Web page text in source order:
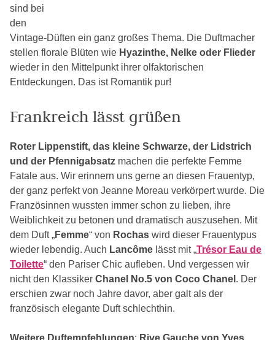
sind bei
den
Vintage-Düften ein ganz großes Thema. Die Duftmacher
stellen florale Blüten wie Hyazinthe, Nelke oder Flieder
wieder in den Mittelpunkt ihrer olfaktorischen
Entdeckungen. Das ist Romantik pur!
Frankreich lässt grüßen
Roter Lippenstift, das kleine Schwarze, der Lidstrich
und der Pfennigabsatz machen die perfekte Femme
Fatale aus. Wir erinnern uns gerne an diesen Frauentyp,
der ganz perfekt von Jeanne Moreau verkörpert wurde. Die
Französinnen wussten immer schon zu lieben, ihre
Weiblichkeit zu betonen und dramatisch auszusehen. Mit
dem Duft „Femme“ von Rochas wird dieser Frauentypus
wieder lebendig. Auch Lancôme lässt mit „Trésor Eau de
Toilette“ den Pariser Chic aufleben. Und vergessen wir
nicht den Klassiker Chanel No.5 von Coco Chanel . Der
erschien zwar noch Jahre davor, aber galt als der
französisch elegante Duft schlechthin.